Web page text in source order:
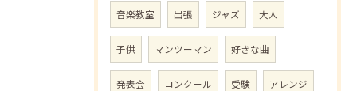
音楽教室 出張 ジャズ 大人
子供 マンツーマン 好きな曲
発表会 コンクール 受験 アレンジ